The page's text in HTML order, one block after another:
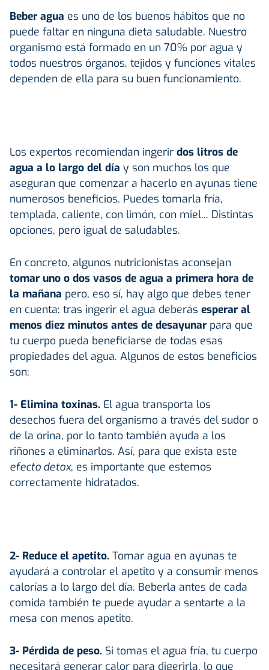
Beber agua es uno de los buenos hábitos que no
puede faltar en ninguna dieta saludable. Nuestro
organismo está formado en un 70% por agua y
todos nuestros órganos, tejidos y funciones vitales
dependen de ella para su buen funcionamiento.
Los expertos recomiendan ingerir dos litros de
agua a lo largo del día y son muchos los que
aseguran que comenzar a hacerlo en ayunas tiene
numerosos beneficios. Puedes tomarla fría,
templada, caliente, con limón, con miel... Distintas
opciones, pero igual de saludables.
En concreto, algunos nutricionistas aconsejan
tomar uno o dos vasos de agua a primera hora de
la mañana pero, eso sí, hay algo que debes tener
en cuenta: tras ingerir el agua deberás esperar al
menos diez minutos antes de desayunar para que
tu cuerpo pueda beneficiarse de todas esas
propiedades del agua. Algunos de estos beneficios
son:
1- Elimina toxinas. El agua transporta los
desechos fuera del organismo a través del sudor o
de la orina, por lo tanto también ayuda a los
riñones a eliminarlos. Así, para que exista este
efecto detox, es importante que estemos
correctamente hidratados.
2- Reduce el apetito. Tomar agua en ayunas te
ayudará a controlar el apetito y a consumir menos
calorías a lo largo del día. Beberla antes de cada
comida también te puede ayudar a sentarte a la
mesa con menos apetito.
3- Pérdida de peso. Si tomas el agua fría, tu cuerpo
necesitará generar calor para digerirla, lo que